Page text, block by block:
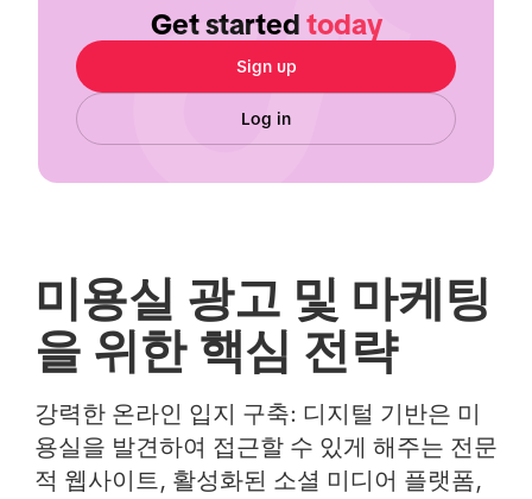
Get started today
Sign up
Log in
미용실 광고 및 마케팅
을 위한 핵심 전략
강력한 온라인 입지 구축: 디지털 기반은 미
용실을 발견하여 접근할 수 있게 해주는 전문
적 웹사이트, 활성화된 소셜 미디어 플랫폼,